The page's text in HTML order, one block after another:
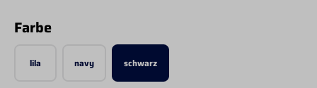
Farbeauswählen
lila navy schwarz